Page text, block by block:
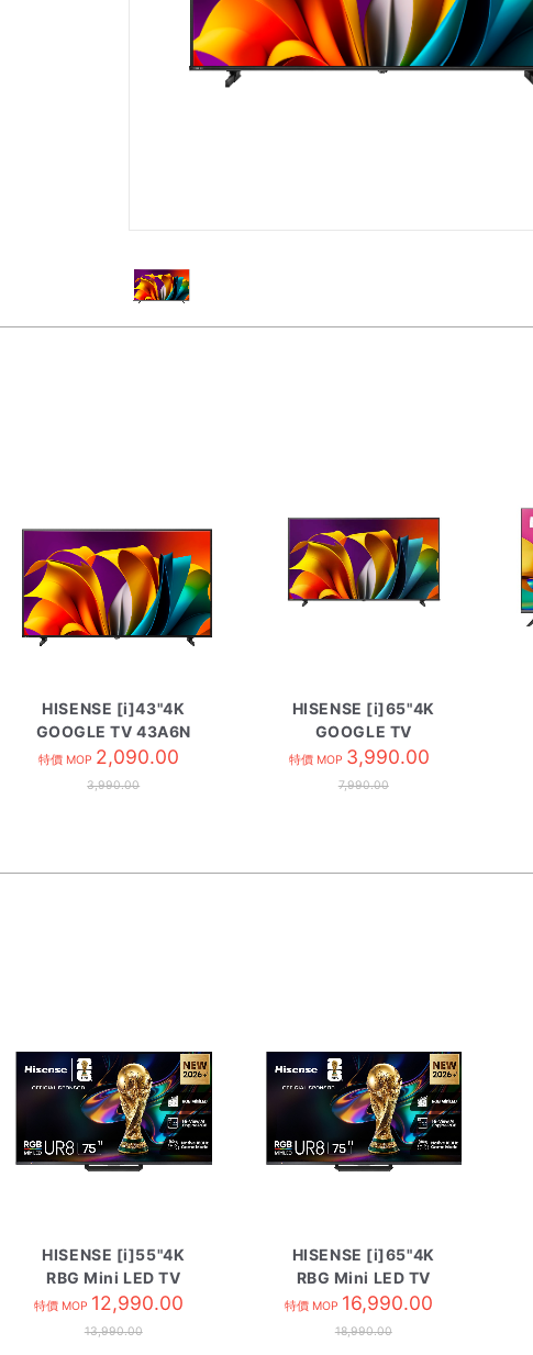
HISENSE [i]43"4K
GOOGLE TV 43A6N
特價 MOP 2,090.00
3,990.00
HISENSE [i]65"4K
GOOGLE TV
HK65A6N
特價 MOP 3,990.00
7,990.00
HISENSE [i]55"4K
RBG Mini LED TV
55UR8S
特價 MOP 12,990.00
13,990.00
HISENSE [i]65"4K
RBG Mini LED TV
65UR8S
特價 MOP 16,990.00
18,990.00